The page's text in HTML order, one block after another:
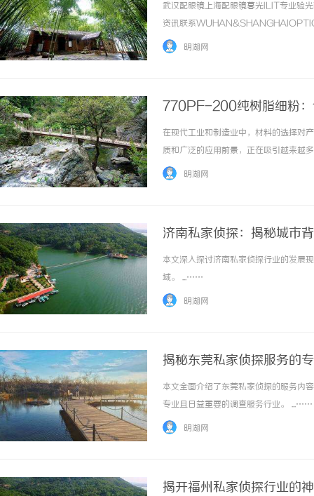
武汉配眼镜上海配眼镜暮光ILIT专业验
资讯联系
品牌，现于武汉与上海设有4家门店。
明湖网
770PF-200纯树脂细粉：
在现代工业和制造业中，材料的选择对
质和广泛的应用前景，正在吸引越来越
各个领域中的具体应用，帮助读者全
明湖网
济南私家侦探：揭秘城市
本文深入探讨济南私家侦探行业的发展
域。 ...……
明湖网
揭秘东莞私家侦探服务的
本文全面介绍了东莞私家侦探的服务内
专业且日益重要的调查服务行业。 ...……
明湖网
揭开福州私家侦探行业的
净 AC 国际医疗实验室，标准化研发体系
解析
合肥刑事律师：保护您
法律困境